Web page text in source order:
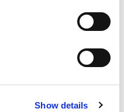
Show details
v Grčija, Lavrion: